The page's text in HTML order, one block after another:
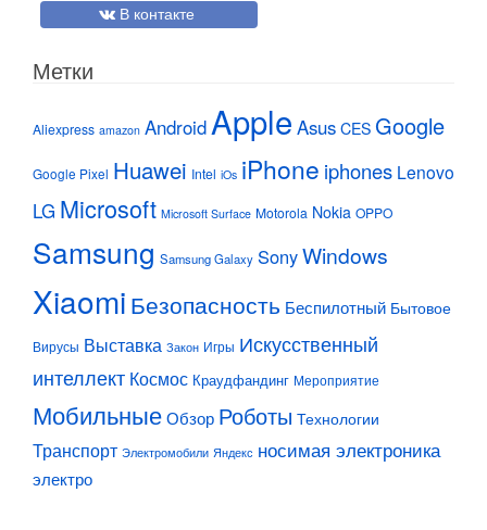
В контакте
Метки
Aliexpress amazon Android Apple Asus CES Google
Google Pixel Huawei Intel iOs iPhone iphones Lenovo
LG Microsoft Microsoft Surface Motorola Nokia OPPO
Samsung Samsung Galaxy SonyWindows
Xiaomi Безопасность Беспилотный Бытовое
Вирусы Выставка Закон Игры Искусственный
интеллект Космос Краудфандинг Мероприятие
МобильныеОбзор Роботы Технологии
Транспорт Электромобили Яндекс носимая электроника
электро